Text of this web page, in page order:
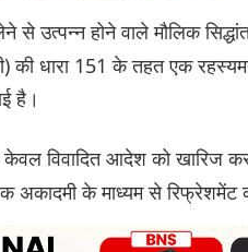
से उत्पन्न होने वाले मौलिक
की धारा 151 के तहत एक
है।
विवादित आदेश को खारिज कर
अकादमी के माध्यम से रिफ्रेशमेंट